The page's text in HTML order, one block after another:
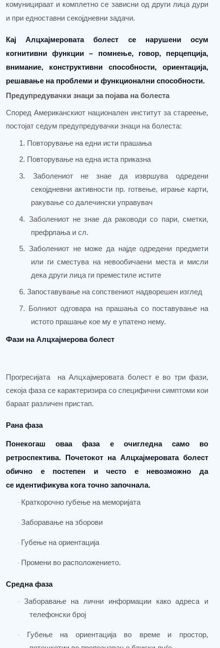
комуницираат и комплетно се зависни од други лица дури
и при едноставни секојдневни задачи.
Кај Алцхајмеровата болест се нарушени осум
когнитивни функции – помнење, говор, перцепција,
внимание, конструктивни способности, ориентација,
решавање на проблеми и функционални способности.
Предупредувачки знаци за појава на болеста
Според Американскиот национален институт за стареење,
постојат седум предупредувачки знаци на болеста:
1. Повторување на едни исти прашања
2. Повторување на една иста приказна
3. Заболениот не знае да извршува одредени
секојдневни активности пр. готвење, играње карти,
ракување со далечински управувач
4. Заболениот не знае да раководи со пари, сметки,
префрлања и сл.
5. Заболениот не може да најде одредени предмети
или ги сместува на невообичаени места и мисли
дека други лица ги преместиле истите
6.Запоставување на сопствениот надворешен изглед
7.
Болниот одговара на прашања со поставување на
истото прашање кое му е упатено нему.
Фази на Алцхајмерова болест
Прогресијата на Алцхајмеровата болест е во три фази,
секоја фаза се карактеризира со специфични симптоми кои
бараат различен пристап.
Рана фаза
Понекогаш оваа фаза е очигледна само во
ретроспектива. Почетокот на Алцхајмеровата болест
обично е постепен и често е невозможно да
се идентификува кога точно започнала.
· Краткорочно губење на меморијата
· Заборавање на зборови
· Губење на ориентација
· Промени во расположението.
Средна фаза
· Заборавање на
лични информации како адреса и
телефонски број
·
Губење на ориентација во време и простор,